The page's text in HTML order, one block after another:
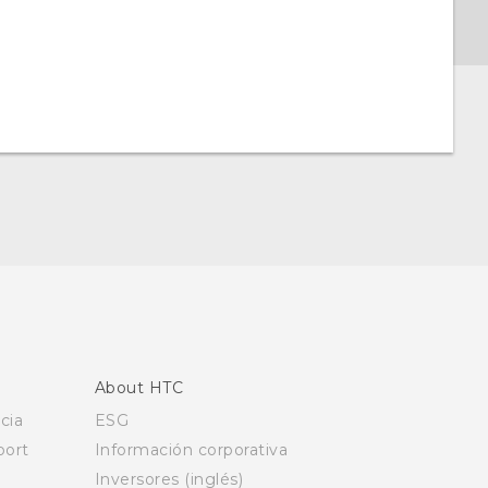
About HTC
ESG
Información corporativa
Inversores (inglés)